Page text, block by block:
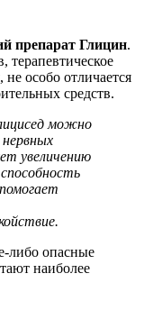
препарат Глицин.
терапевтическое
особо отличается
средств.
можно
увеличению